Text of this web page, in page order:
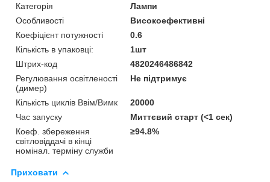
Категорія
Лампи
Особливості
Високоефективні
Коефіцієнт потужності
0.6
Кількість в упаковці:
1шт
Штрих-код
4820246486842
Регулювання освітленості
(димер)
Не підтримує
Кількість циклів Ввім/Вимк
20000
Час запуску
Миттєвий старт (<1 сек)
Коеф. збереження
світловіддачі в кінці
номінал. терміну служби
≥94.8%
Приховати